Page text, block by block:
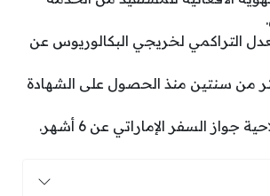
التراكمي لخريجي البكالوريوس عن
من سنتين منذ الحصول على الشهادة
جواز السفر الإماراتي عن 6 أشهر.